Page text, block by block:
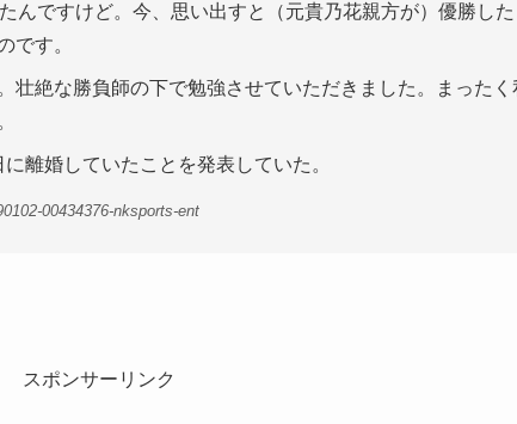
んですけど。今、思い出すと（元貴乃花親方が）優勝した
です。
壮絶な勝負師の下で勉強させていただきました。まったく
離婚していたことを発表していた。
00434376-nksports-ent
スポンサーリンク